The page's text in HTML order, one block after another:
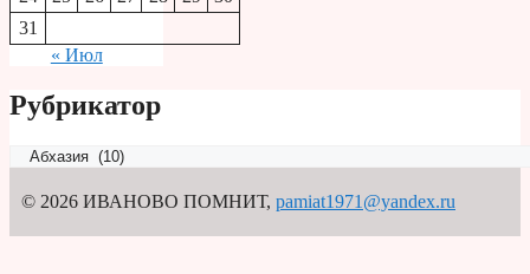
31
« Июл
Рубрикатор
Рубрикатор
© 2026 ИВАНОВО ПОМНИТ, pamiat1971@yandex.ru